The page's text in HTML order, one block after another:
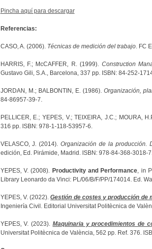
Pincha aquí para descargar
Referencias:
CASO, A. (2006). Técnicas de medición del trabajo. FC
HARRIS, F.; McCAFFER, R. (1999). Construction
Gustavo Gili, S.A., Barcelona, 337 pp. ISBN: 84-252-
JORDAN, M.; BALBONTIN, E. (1986). Organización,
84-86957-39-7.
PELLICER, E.; YEPES, V.; TEIXEIRA, J.C.; MOURA,
316 pp. ISBN: 978-1-118-53957-6.
VELASCO, J. (2014).Organización de la producción.
edición, Ed. Pirámide, Madrid. ISBN: 978-84-368-3018-
YEPES, V. (2008). Productivity and Performance, in
Library Leonardo da Vinci: PL/06/B/F/PP/174014. Ed.
YEPES, V. (2022).Gestión de costes y producción de
Ingeniería Civil. Editorial Universitat Politècnica de
YEPES, V. (2023). Maquinaria y procedimientos de
Universitat Politècnica de València, 562 pp. Ref. 376.